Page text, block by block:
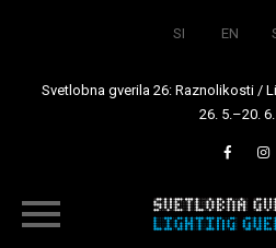
SI EN
Svetlobna gverila 26: Raznolikosti /
26. 5.–20.